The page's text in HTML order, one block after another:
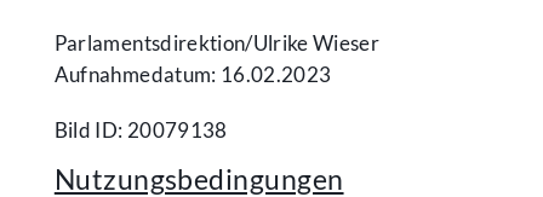
Parlamentsdirektion/​Ulrike Wieser
Aufnahmedatum: 16.02.2023
Bild ID: 20079138
Nutzungsbedingungen